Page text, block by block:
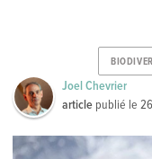
Joel Chevrier
article publié le